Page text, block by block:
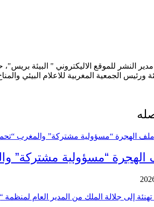
النشر للموقع الاليكتروني " البيئة
ورئيس الجمعية المغربية للاعلام البيئي
الهجرة “مسؤولية مشتركة”